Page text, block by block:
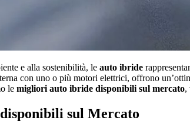
e alla sostenibilità, le auto ibride
con uno o più motori elettrici, offrono
le migliori auto ibride disponibili sul mercato,
sul Mercato